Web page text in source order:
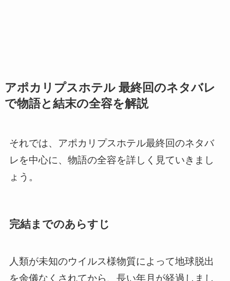
アポカリプスホテル 最終回のネタバレ
で物語と結末の全容を解説
それでは、アポカリプスホテル最終回のネタバ
レを中心に、物語の全容を詳しく見ていきまし
ょう。
完結までのあらすじ
人類が未知のウイルス様物質によって地球脱出
を余儀なくされてから、長い年月が経過しまし